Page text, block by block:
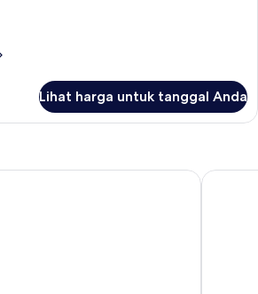
Lihat harga untuk tanggal Anda
- Cap Saran Comfort